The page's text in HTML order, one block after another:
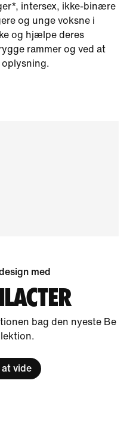
intersex, ikke-binære
og unge voksne i
og hjælpe deres
rammer og ved at
med
bag den nyeste Be
at vide